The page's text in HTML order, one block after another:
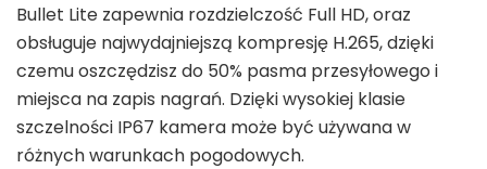
Bullet Lite zapewnia rozdzielczość Full HD, oraz
obsługuje najwydajniejszą kompresję H.265, dzięki
czemu oszczędzisz do 50% pasma przesyłowego i
miejsca na zapis nagrań. Dzięki wysokiej klasie
szczelności IP67 kamera może być używana w
różnych warunkach pogodowych.